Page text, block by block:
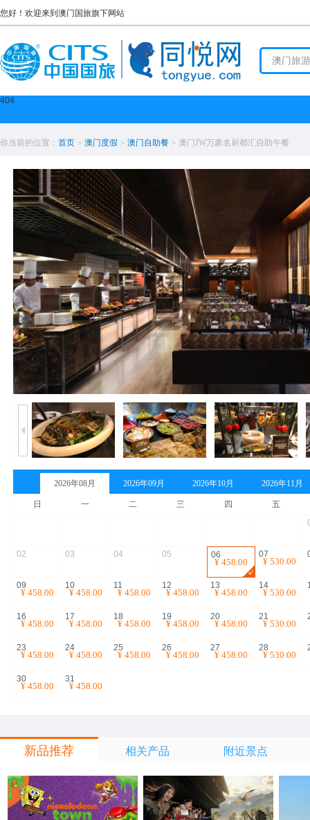
您好！欢迎来到澳门国旅旗下网站
404
你当前的位置： 首页 > 澳门度假 > 澳门自助餐 > 澳门JW万豪名厨都汇自助午餐
2026年08月 2026年09月 2026年10月 2026年11月
日 一 二 三 四
五
02 03 04 05 06
¥ 458.00
07
¥ 530.00
09
¥ 458.00
10
¥ 458.00
11
¥ 458.00
12
¥ 458.00
13
¥ 458.00
14
¥ 530.00
16
¥ 458.00
17
¥ 458.00
18
¥ 458.00
19
¥ 458.00
20
¥ 458.00
21
¥ 530.00
23
¥ 458.00
24
¥ 458.00
25
¥ 458.00
26
¥ 458.00
27
¥ 458.00
28
¥ 530.00
30
¥ 458.00
31
¥ 458.00
cits**，13分钟前成功预订该产品 cevi**，48分钟前成功预订该
成功预订该产品 sall**，149分钟前成功预订该产品 ANGE**，
新品推荐 相关产品 附近景点